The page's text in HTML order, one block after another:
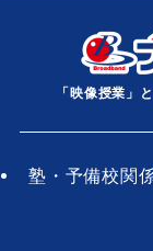
「映像授業」
塾・予備校関